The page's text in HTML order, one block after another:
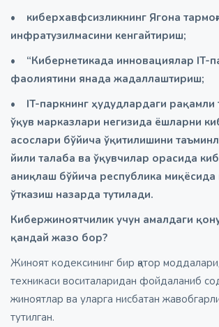
• киберхавфсизликнинг Ягона
инфратузилмасини кенгайтириш;
• “Кибернетикада инновациялар IT-
фаолиятини янада жадаллаштириш;
• IT-паркнинг ҳудудлардаги рақамли
ўқув марказлари негизида ёшларни
асослари бўйича ўқитилишини
йили талаба ва ўқувчилар орасида
аниқлаш бўйича республика миқёсида
ўтказиш назарда тутилади.
Кибержиноятчилик учун амалдаги
қандай жазо бор?
Жиноят кодексининг бир қатор
техникаси воситаларидан фойдаланиб
жиноятлар ва уларга нисбатан
тутилган.